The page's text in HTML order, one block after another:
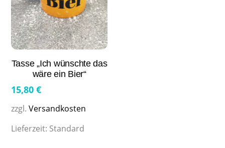
Tasse „Ich wünschte das
wäre ein Bier“
15,80€
zzgl.Versandkosten
Lieferzeit: Standard